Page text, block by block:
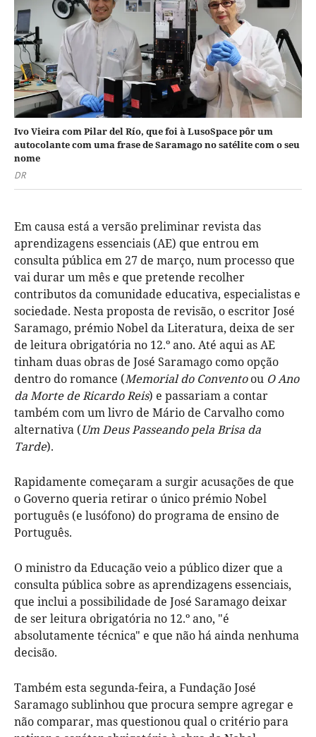
Ivo Vieira com Pilar del Río, que foi à LusoSpace pôr um
autocolante com uma frase de Saramago no satélite com o seu
nome
DR
Em causa está a versão preliminar revista das
aprendizagens essenciais (AE) que entrou em
consulta pública em 27 de março, num processo que
vai durar um mês e que pretende recolher
contributos da comunidade educativa, especialistas e
sociedade. Nesta proposta de revisão, o escritor José
Saramago, prémio Nobel da Literatura, deixa de ser
de leitura obrigatória no 12.º ano. Até aqui as AE
tinham duas obras de José Saramago como opção
dentro do romance (Memorial do Conventoou O Ano
da Morte de Ricardo Reis) e passariam a contar
também com um livro de Mário de Carvalho como
alternativa (Um Deus Passeando pela Brisa da
Tarde).
Rapidamente começaram a surgir acusações de que
o Governo queria retirar o único prémio Nobel
português (e lusófono) do programa de ensino de
Português.
O ministro da Educação veio a público dizer que a
consulta pública sobre as aprendizagens essenciais,
que inclui a possibilidade de José Saramago deixar
de ser leitura obrigatória no 12.º ano, "é
absolutamente técnica" e que não há ainda nenhuma
decisão.
Também esta segunda-feira, a Fundação José
Saramago sublinhou que procura sempre agregar e
não comparar, mas questionou qual o critério para